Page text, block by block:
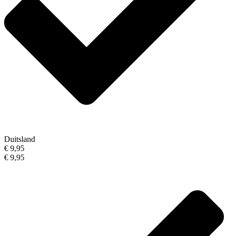
Duitsland
€ 9,95
€ 9,95